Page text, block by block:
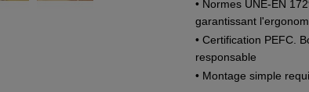
• Normes UNE-EN
garantissant
• Certification PEFC.
responsable
• Montage simple